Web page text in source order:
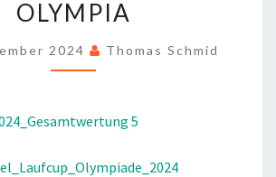
OLYMPIA
OLYMPIA
2024 Thomas Schmid
5